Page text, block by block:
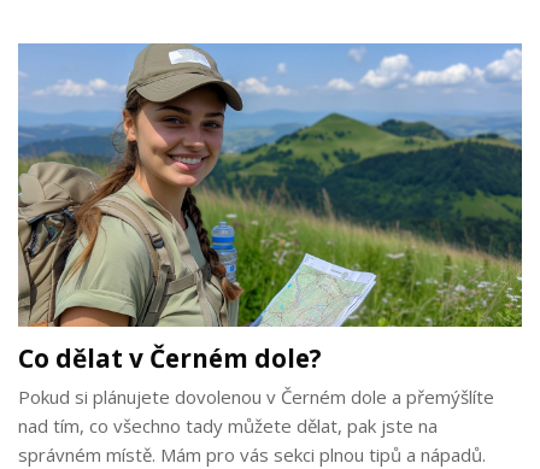
Co dělat v Černém dole?
Pokud si plánujete dovolenou v Černém dole a přemýšlíte
nad tím, co všechno tady můžete dělat, pak jste na
správném místě. Mám pro vás sekci plnou tipů a nápadů.